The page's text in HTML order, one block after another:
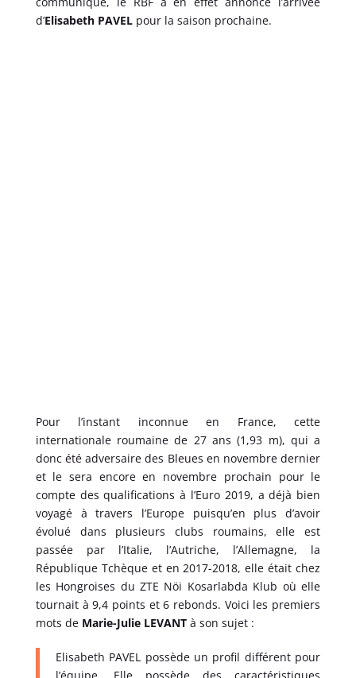
d’Elisabeth PAVELpour la saison prochaine.
Pour l’instant inconnue en France, cette
internationale roumaine de 27 ans (1,93 m), qui a
donc été adversaire des Bleues en novembre dernier
et le sera encore en novembre prochain pour le
compte des qualifications à l’Euro 2019, a déjà bien
voyagé à travers l’Europe puisqu’en plus d’avoir
évolué dans plusieurs clubs roumains, elle est
passée par l’Italie, l’Autriche, l’Allemagne, la
République Tchèque et en 2017-2018, elle était chez
les Hongroises du ZTE Nöi Kosarlabda Klub où elle
tournait à 9,4 points et 6 rebonds. Voici les premiers
mots de Marie-Julie LEVANTà son sujet :
Elisabeth PAVEL possède un profil différent pour